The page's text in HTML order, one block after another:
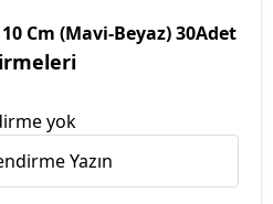
Cm (Mavi-Beyaz) 30Adet
yok
Yazın